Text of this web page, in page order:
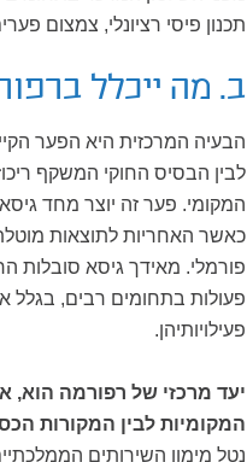
תכנון פיסי רציונלי, צמצום
ב. מה ייכלל
הבעיה המרכזית היא הפער
לבין הבסיס החוקי המשקף
המקומי. פער זה יוצר מחד
כאשר האחריות לתוצאות
פורמלי. מאידך גיסא סובלות
פעולות בתחומים רבים, בגלל
פעילויותיהן.
יעד מרכזי של רפורמה הוא,
המקומיות לבין המקורות
נטל מימון השירותים